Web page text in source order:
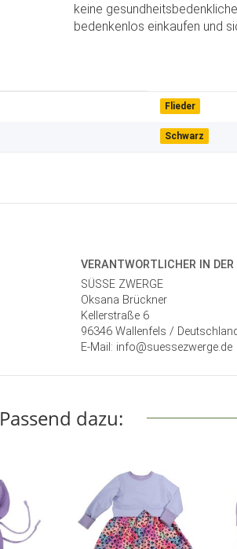
keine
bedenkenlos einkaufen und
Flieder
Schwarz
VERANTWORT­LICHER IN DER
SÜSSE ZWERGE
Oksana Brückner
Kellerstraße 6
96346 Wallenfels /
E-Mail: info@suessezwerge.de
Passend dazu: